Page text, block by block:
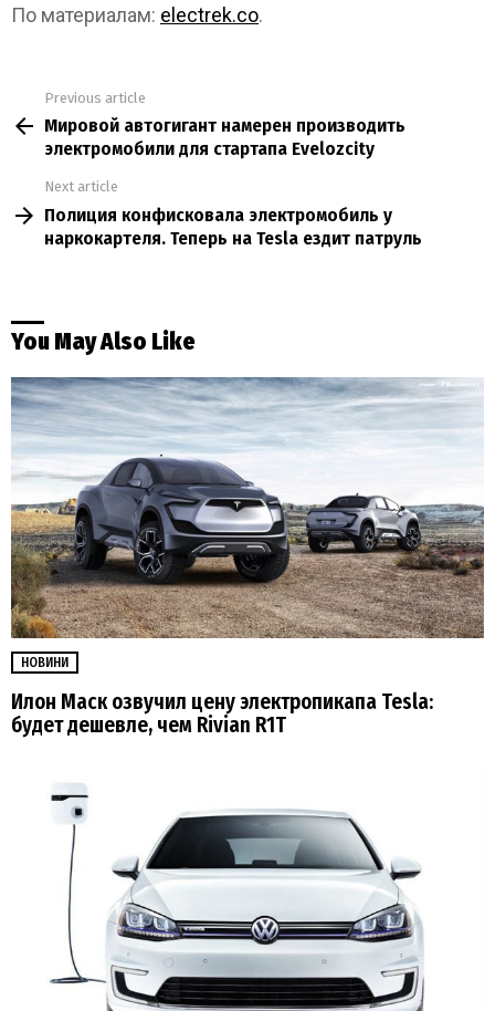
По материалам: electrek.co.
more
Previous article
Мировой автогигант намерен производить
электромобили для стартапа Evelozcity
Next article
Полиция конфисковала электромобиль у
наркокартеля. Теперь на Tesla ездит патруль
You May Also Like
НОВИНИ
Илон Маск озвучил цену электропикапа Tesla:
будет дешевле, чем Rivian R1T